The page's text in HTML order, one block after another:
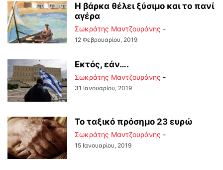
Η βάρκα θέλει ξύσιμο και το πανί
αγέρα
Σωκράτης Μαντζουράνης -
12 Φεβρουαρίου, 2019
Εκτός, εάν….
Σωκράτης Μαντζουράνης -
31 Ιανουαρίου, 2019
Το ταξικό πρόσημο 23 ευρώ
Σωκράτης Μαντζουράνης -
15 Ιανουαρίου, 2019